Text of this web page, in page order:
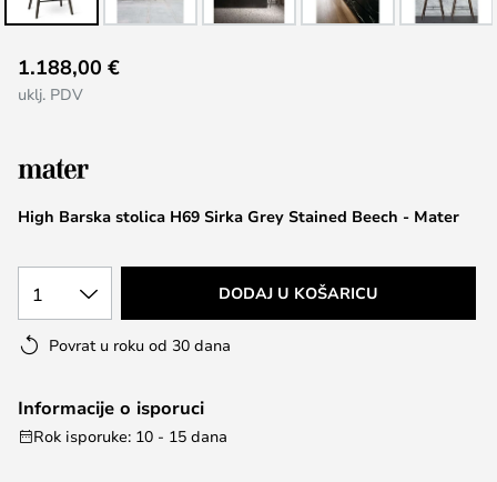
to
the
the
images
High Barska stolica H69 Sirka Grey Stained Beech - Mater
1.188,00 €
uklj. PDV
1 DODAJ U KOŠARICU
Povrat u roku od 30 dana
Informacije o isporuci
Rok isporuke: 10 - 15 dana